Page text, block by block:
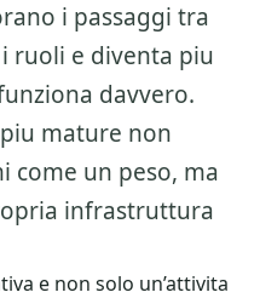
i passaggi tra
ruoli e diventa piu
davvero.
mature non
come un peso, ma
infrastruttura
e non solo un’attivita